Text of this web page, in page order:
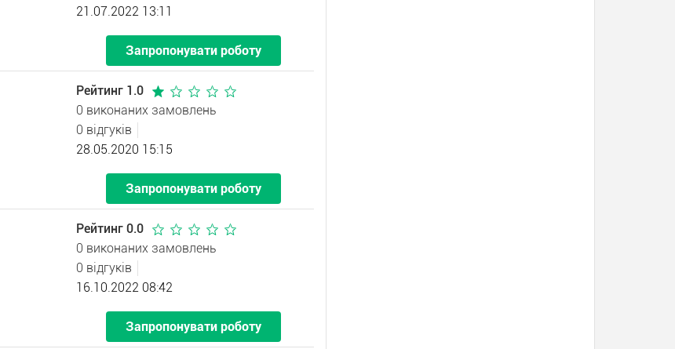
21.07.2022 13:11
Запропонувати роботу
Рейтинг 1.0
0 виконаних замовлень
0 відгуків
28.05.2020 15:15
Запропонувати роботу
Рейтинг 0.0
0 виконаних замовлень
0 відгуків
16.10.2022 08:42
Запропонувати роботу